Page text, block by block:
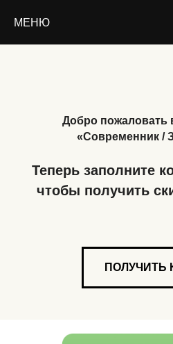
МЕНЮ
Добро пожаловать
«Современник /
Теперь заполните
чтобы получить
ПОЛУЧИТЬ